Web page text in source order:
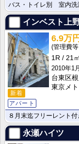
バス・トイレ別 室内洗
インベスト上
新着
アパート
6.9万円
1R
21㎡
2010年1月
台東区
東京メ
８月末迄フリーレント
永瀬ハイツ